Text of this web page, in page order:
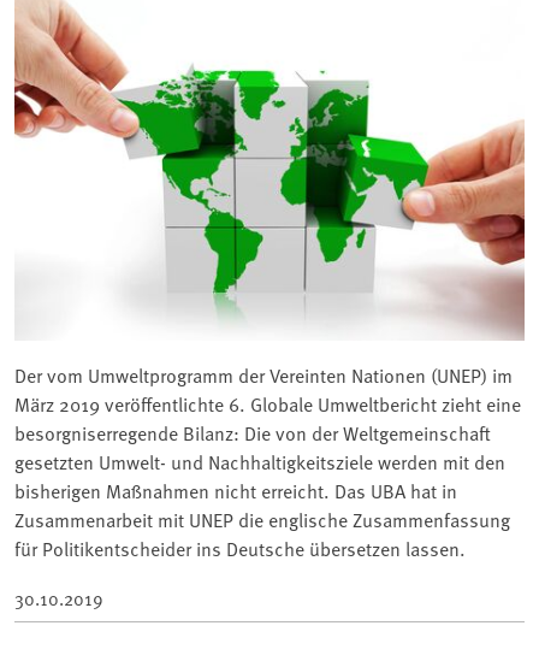
Der vom Umweltprogramm der Vereinten Nationen (UNEP) im
März 2019 veröffentlichte 6. Globale Umweltbericht zieht eine
besorgniserregende Bilanz: Die von der Weltgemeinschaft
gesetzten Umwelt- und Nachhaltigkeitsziele werden mit den
bisherigen Maßnahmen nicht erreicht. Das UBA hat in
Zusammenarbeit mit UNEP die englische Zusammenfassung
für Politikentscheider ins Deutsche übersetzen lassen.
30.10.2019